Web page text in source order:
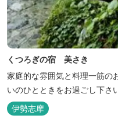
くつろぎの宿 美さき
家庭的な雰囲気と料理一筋の
いのひとときをお過ごし下さ
伊勢志摩